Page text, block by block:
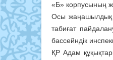
«Б» корпусының
Осы жаңашылдық
табиғат
бассейндік
ҚР Адам